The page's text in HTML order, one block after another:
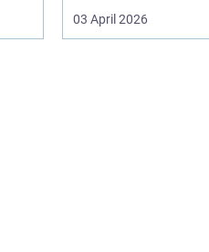
eller alternativ til det
off...
03 April 2026